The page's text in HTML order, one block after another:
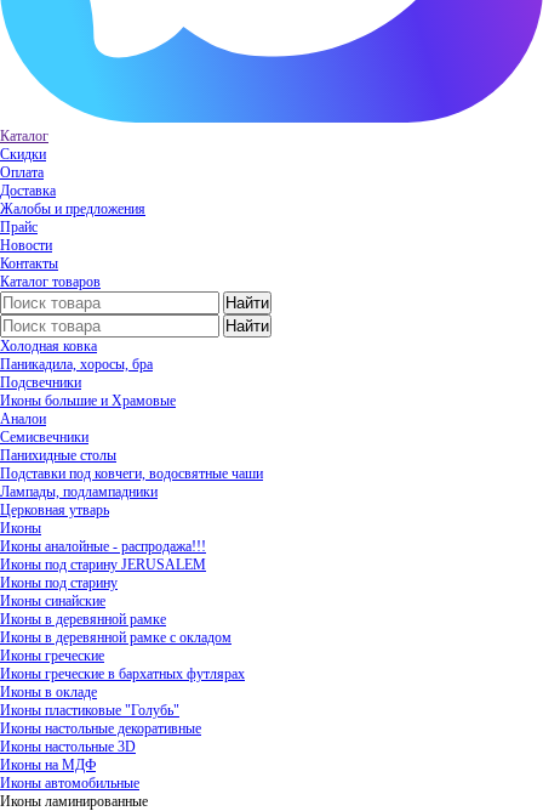
Каталог
Скидки
Оплата
Доставка
Жалобы и предложения
Прайс
Новости
Контакты
Каталог товаров
Холодная ковка
Паникадила, хоросы, бра
Подсвечники
Иконы большие и Храмовые
Аналои
Семисвечники
Панихидные столы
Подставки под ковчеги, водосвятные чаши
Лампады, подлампадники
Церковная утварь
Иконы
Иконы аналойные - распродажа!!!
Иконы под старину JERUSALEM
Иконы под старину
Иконы синайские
Иконы в деревянной рамке
Иконы в деревянной рамке с окладом
Иконы греческие
Иконы греческие в бархатных футлярах
Иконы в окладе
Иконы пластиковые "Голубь"
Иконы настольные декоративные
Иконы настольные 3D
Иконы на МДФ
Иконы автомобильные
Иконы ламинированные